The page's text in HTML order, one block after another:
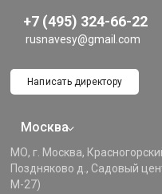
+7 (495) 324-66-22
rusnavesy@gmail.com
Написать директору
Москва
МО, г. Москва,
Поздняково д., Садовый
М-27)